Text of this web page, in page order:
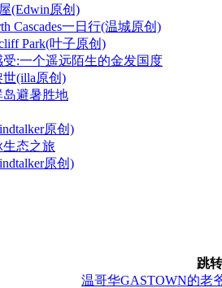
(Edwin原创)
Cascades一日行(温城原创)
Park(叶子原创)
:一个遥远陌生的金发国度
(illa原创)
避暑胜地
原创)
态之旅
原创)
跳转
温哥华GASTOWN的老